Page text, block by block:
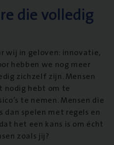
die volledig
wij in geloven: innovatie,
hebben we nog meer
zichzelf zijn. Mensen
hebt om te
te nemen. Mensen die
spelen met regels en
het een kans is om écht
zoals jij?